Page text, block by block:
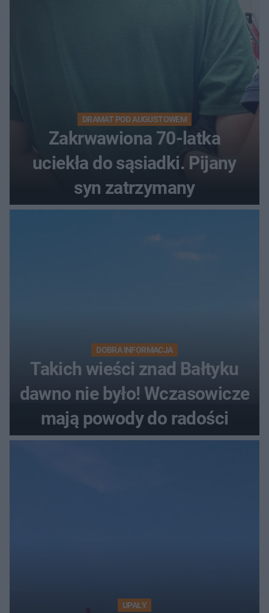
DRAMAT POD AUGUSTOWEM
Zakrwawiona 70-latka
uciekła do sąsiadki. Pijany
syn zatrzymany
DOBRA INFORMACJA
Takich wieści znad Bałtyku
dawno nie było! Wczasowicze
mają powody do radości
UPAŁY